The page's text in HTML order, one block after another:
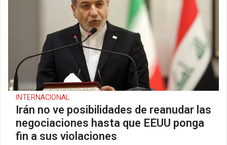
INTERNACIONAL
Irán no ve posibilidades de reanudar las
negociaciones hasta que EEUU ponga
fin a sus violaciones